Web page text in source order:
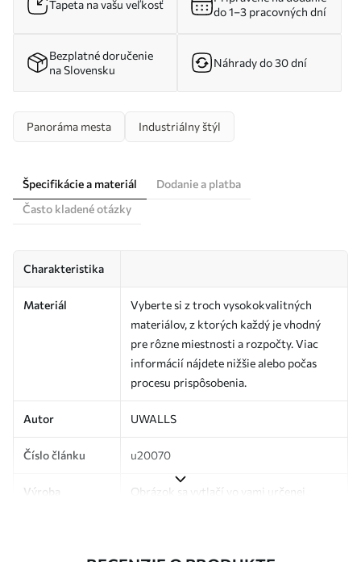
Tapeta na vašu veľkosť
do 1–3 pracovných dní
Bezplatné doručenie
na Slovensku
Náhrady do 30 dní
Panoráma mesta Industriálny štýl
Špecifikácie a materiál
Dodanie a platba
Často kladené otázky
Charakteristika
Materiál
Vyberte si z troch vysokokvalitných
materiálov, z ktorých každý je vhodný
pre rôzne miestnosti a rozpočty. Viac
informácií nájdete nižšie alebo počas
procesu prispôsobenia.
Autor UWALLS
Číslo článku u20070
Výroba
Obrázok sa vytlačí vo vami určenej